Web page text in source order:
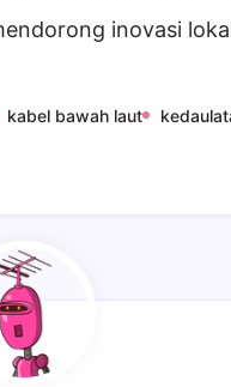
inovasi
kabel bawah laut